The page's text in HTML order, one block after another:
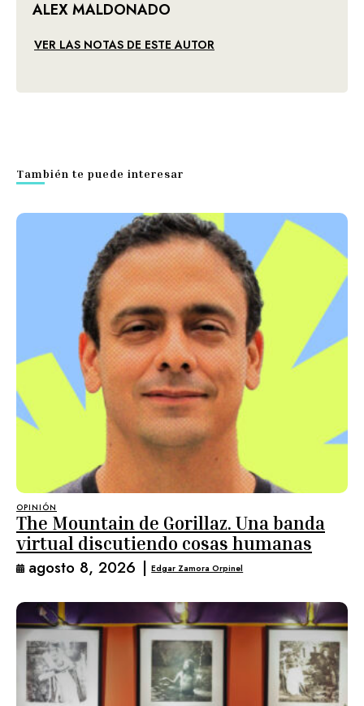
ALEX MALDONADO
VER LAS NOTAS DE ESTE AUTOR
También te puede interesar
OPINIÓN
The Mountain de Gorillaz. Una banda
virtual discutiendo cosas humanas
agosto 8, 2026 | Edgar Zamora Orpinel